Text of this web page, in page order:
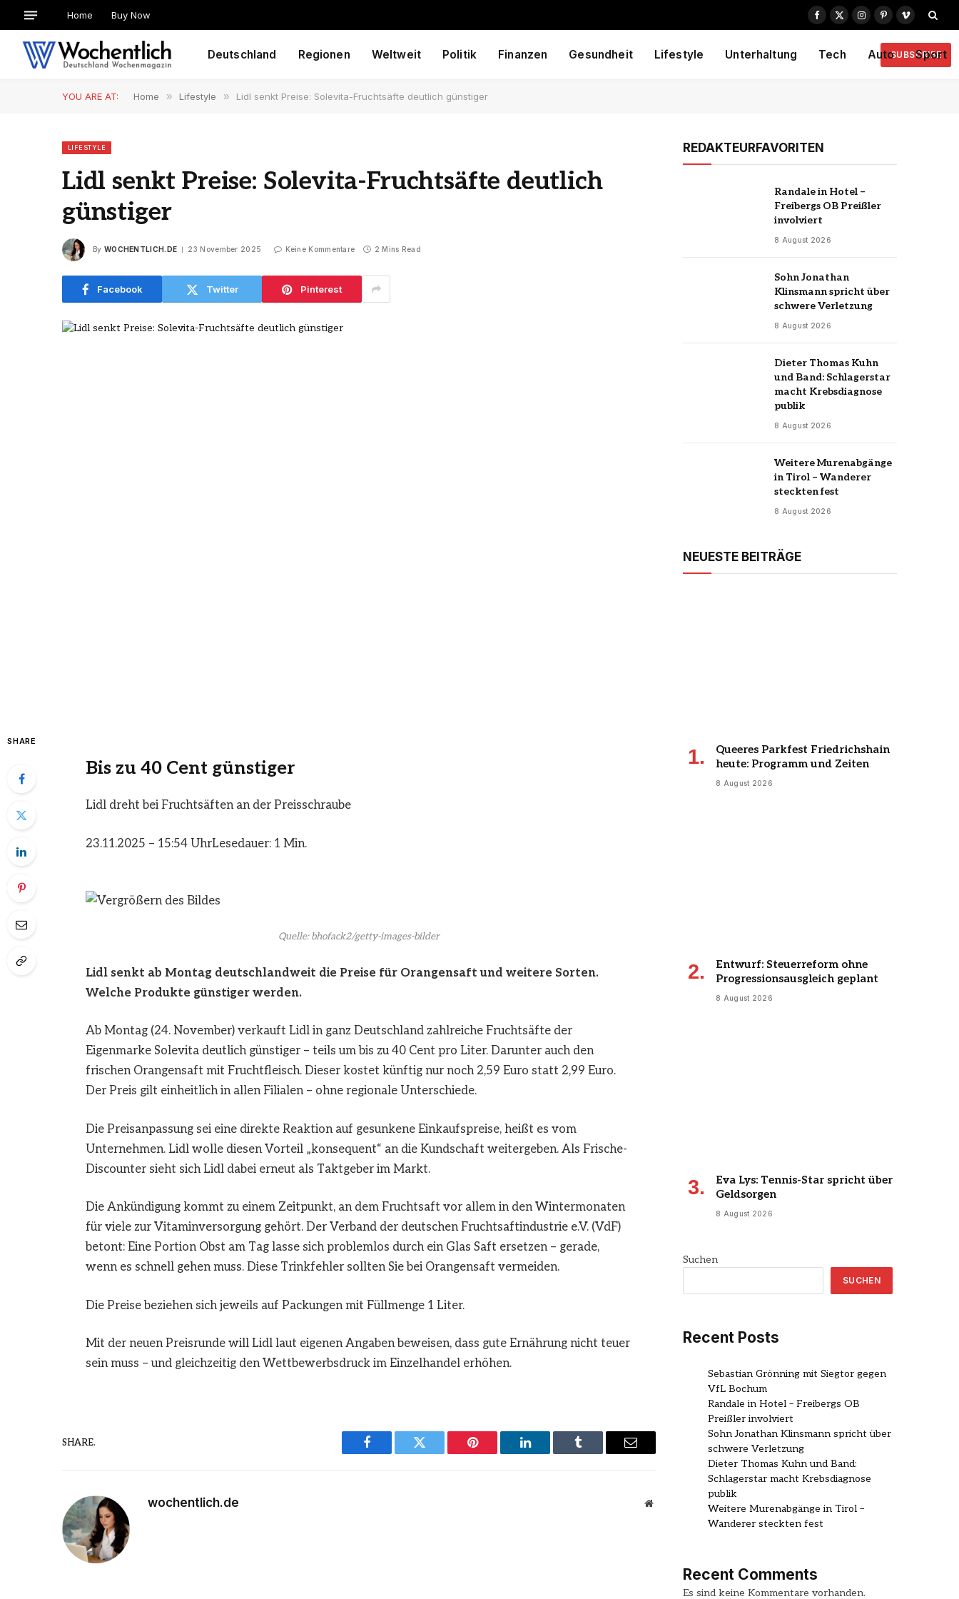
Home Buy Now
Facebook
X
Instagram
PinterestVimeo
Deutschland Regionen Weltweit Politik Finanzen Gesundheit Lifestyle Unterhaltung Tech Auto Sport
SUBSCRIBE
YOU ARE AT: Home » Lifestyle » Lidl senkt Preise: Solevita-Fruchtsäfte deutlich günstiger
LIFESTYLE
Lidl senkt Preise: Solevita-Fruchtsäfte deutlich
günstiger
By WOCHENTLICH.DE 23 November 2025 Keine Kommentare 2 Mins Read
Facebook Twitter Pinterest
SHARE
Bis zu 40 Cent günstiger
Lidl dreht bei Fruchtsäften an der Preisschraube
23.11.2025 – 15:54 UhrLesedauer: 1 Min.
Quelle: bhofack2/getty-images-bilder
Lidl senkt ab Montag deutschlandweit die Preise für Orangensaft und weitere Sorten.
Welche Produkte günstiger werden.
Ab Montag (24. November) verkauft Lidl in ganz Deutschland zahlreiche Fruchtsäfte der
Eigenmarke Solevita deutlich günstiger – teils um bis zu 40 Cent pro Liter. Darunter auch den
frischen Orangensaft mit Fruchtfleisch. Dieser kostet künftig nur noch 2,59 Euro statt 2,99 Euro.
Der Preis gilt einheitlich in allen Filialen – ohne regionale Unterschiede.
Die Preisanpassung sei eine direkte Reaktion auf gesunkene Einkaufspreise, heißt es vom
Unternehmen. Lidl wolle diesen Vorteil „konsequent“ an die Kundschaft weitergeben. Als Frische-
Discounter sieht sich Lidl dabei erneut als Taktgeber im Markt.
Die Ankündigung kommt zu einem Zeitpunkt, an dem Fruchtsaft vor allem in den Wintermonaten
für viele zur Vitaminversorgung gehört. Der Verband der deutschen Fruchtsaftindustrie e.V. (VdF)
betont: Eine Portion Obst am Tag lasse sich problemlos durch ein Glas Saft ersetzen – gerade,
wenn es schnell gehen muss. Diese Trinkfehler sollten Sie bei Orangensaft vermeiden.
Die Preise beziehen sich jeweils auf Packungen mit Füllmenge 1 Liter.
Mit der neuen Preisrunde will Lidl laut eigenen Angaben beweisen, dass gute Ernährung nicht teuer
sein muss – und gleichzeitig den Wettbewerbsdruck im Einzelhandel erhöhen.
SHARE.
Facebook Twitter Pinterest LinkedIn Tumblr Email
wochentlich.de Website
REDAKTEURFAVORITEN
Randale in Hotel –
Freibergs OB Preißler
involviert
8 August 2026
Sohn Jonathan
Klinsmann spricht über
schwere Verletzung
8 August 2026
Dieter Thomas Kuhn
und Band: Schlagerstar
macht Krebsdiagnose
publik
8 August 2026
Weitere Murenabgänge
in Tirol – Wanderer
steckten fest
8 August 2026
NEUESTE BEITRÄGE
Queeres Parkfest Friedrichshain
heute: Programm und Zeiten
8 August 2026
Entwurf: Steuerreform ohne
Progressionsausgleich geplant
8 August 2026
Eva Lys: Tennis-Star spricht über
Geldsorgen
8 August 2026
Suchen
SUCHEN
Recent Posts
Sebastian Grönning mit Siegtor gegen
VfL Bochum
Randale in Hotel – Freibergs OB
Preißler involviert
Sohn Jonathan Klinsmann spricht über
schwere Verletzung
Dieter Thomas Kuhn und Band:
Schlagerstar macht Krebsdiagnose
publik
Weitere Murenabgänge in Tirol –
Wanderer steckten fest
Recent Comments
Es sind keine Kommentare vorhanden.